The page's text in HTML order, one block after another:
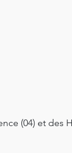
(04) et des